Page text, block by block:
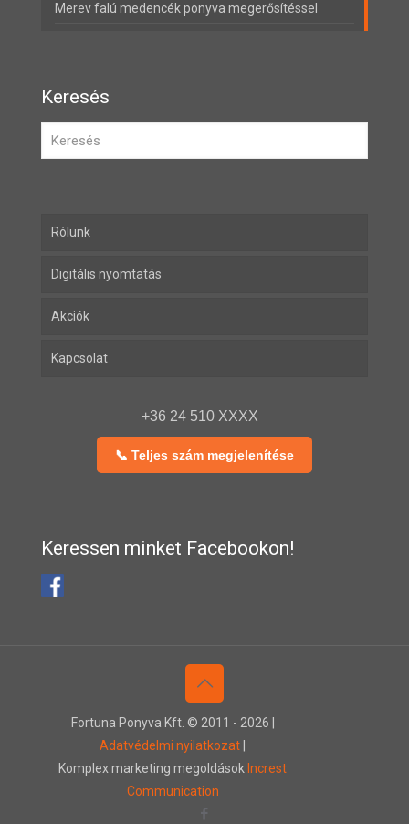
Merev falú medencék ponyva megerősítéssel
Keresés
Rólunk
Digitális nyomtatás
Akciók
Kapcsolat
+36 24 510 XXXX
📞 Teljes szám megjelenítése
Keressen minket Facebookon!
Fortuna Ponyva Kft. © 2011 - 2026 |
Adatvédelmi nyilatkozat
Komplex marketing megoldások Increst
Communication